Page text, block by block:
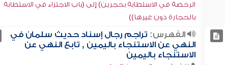
الرخصة في الاستطابة بحجرين) إلى (باب الاجتزاء في الاستطابة
بالحجارة دون غيرها))
الفهرس: تراجم رجال إسناد حديث سلمان في
النهي عن الاستنجاء باليمين , تابع النهي عن
الاستنجاء باليمين